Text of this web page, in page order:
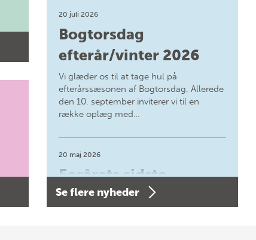
20 juli 2026
Bogtorsdag
efterår/vinter 2026
Vi glæder os til at tage hul på
efterårssæsonen af Bogtorsdag. Allerede
den 10. september inviterer vi til en
række oplæg med…
20 maj 2026
Forårets sidste
Bogtorsdag 11. juni
Se flere nyheder